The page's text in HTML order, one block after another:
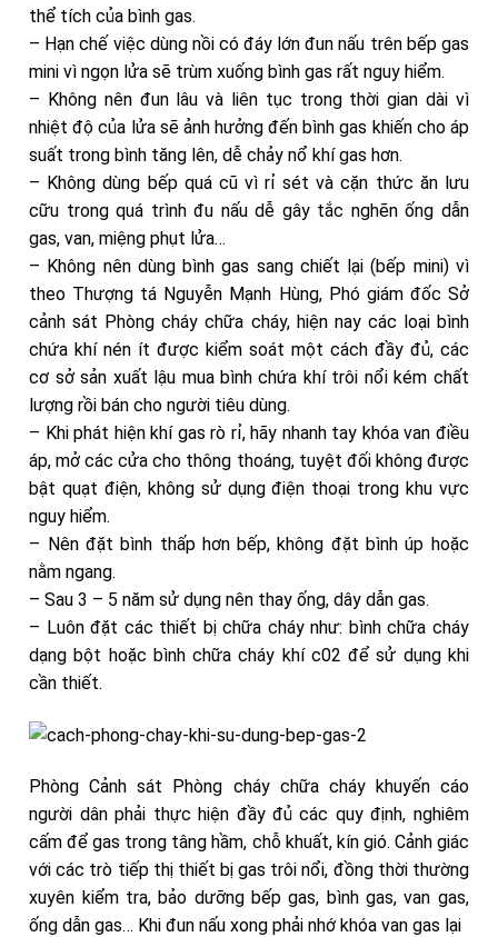
thể tích của bình gas.
– Hạn chế việc dùng nồi có đáy lớn đun nấu trên bếp gas
mini vì ngọn lửa sẽ trùm xuống bình gas rất nguy hiểm.
– Không nên đun lâu và liên tục trong thời gian dài vì
nhiệt độ của lửa sẽ ảnh hưởng đến bình gas khiến cho áp
suất trong bình tăng lên, dễ chảy nổ khí gas hơn.
– Không dùng bếp quá cũ vì rỉ sét và cặn thức ăn lưu
cữu trong quá trình đu nấu dễ gây tắc nghẽn ống dẫn
gas, van, miệng phụt lửa…
– Không nên dùng bình gas sang chiết lại (bếp mini) vì
theo Thượng tá Nguyễn Mạnh Hùng, Phó giám đốc Sở
cảnh sát Phòng cháy chữa cháy, hiện nay các loại bình
chứa khí nén ít được kiểm soát một cách đầy đủ, các
cơ sở sản xuất lậu mua bình chứa khí trôi nổi kém chất
lượng rồi bán cho người tiêu dùng.
– Khi phát hiện khí gas rò rỉ, hãy nhanh tay khóa van điều
áp, mở các cửa cho thông thoáng, tuyệt đối không được
bật quạt điện, không sử dụng điện thoại trong khu vực
nguy hiểm.
– Nên đặt bình thấp hơn bếp, không đặt bình úp hoặc
nằm ngang.
– Sau 3 – 5 năm sử dụng nên thay ống, dây dẫn gas.
– Luôn đặt các thiết bị chữa cháy như: bình chữa cháy
dạng bột hoặc bình chữa cháy khí c02 để sử dụng khi
cần thiết.
Phòng Cảnh sát Phòng cháy chữa cháy khuyến cáo
người dân phải thực hiện đầy đủ các quy định, nghiêm
cấm để gas trong tâng hầm, chỗ khuất, kín gió. Cảnh giác
với các trò tiếp thị thiết bị gas trôi nổi, đồng thời thường
xuyên kiểm tra, bảo dưỡng bếp gas, bình gas, van gas,
ống dẫn gas… Khi đun nấu xong phải nhớ khóa van gas lại